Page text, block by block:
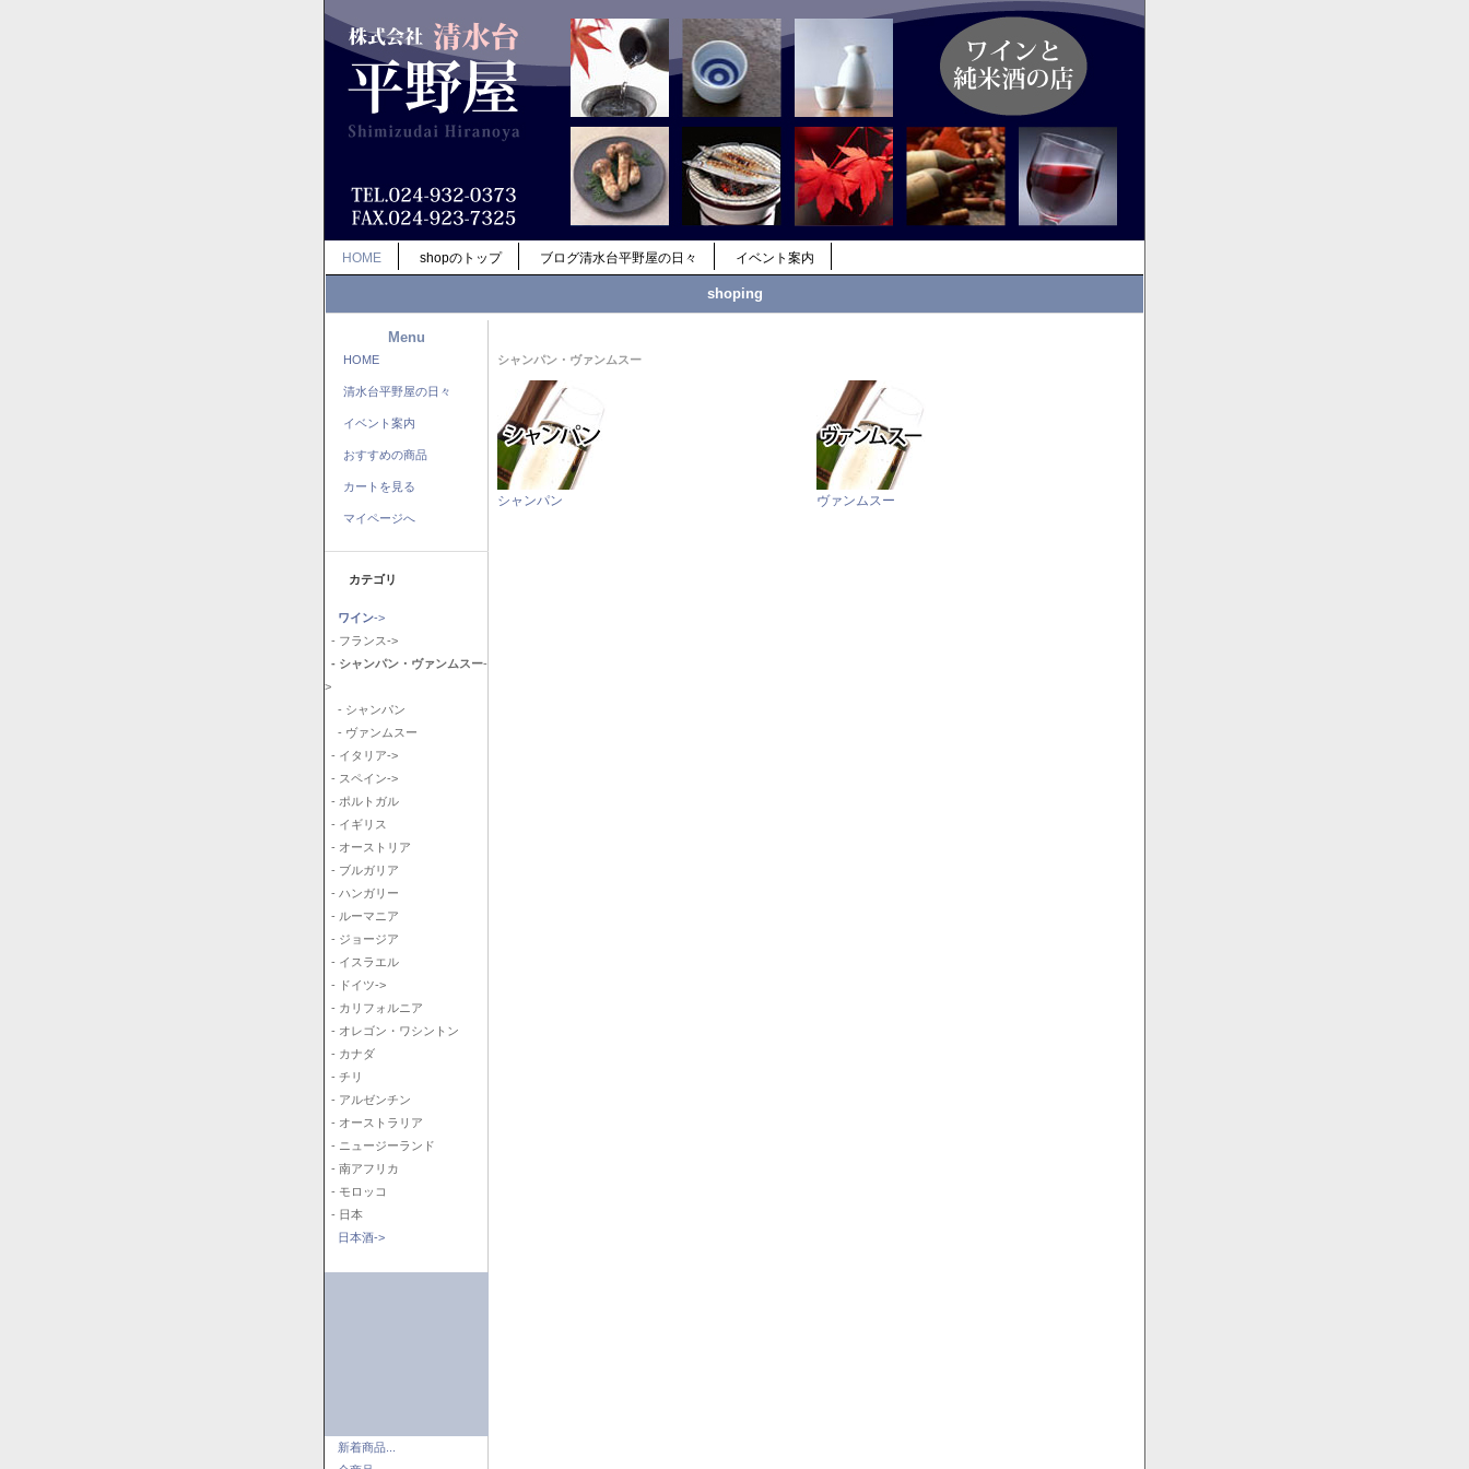
HOME shopのトップ ブログ清水台平野屋の日々 イベント案内
shoping
Menu
HOME
清水台平野屋の日々
イベント案内
おすすめの商品
カートを見る
マイページへ
カテゴリ
ワイン->
- フランス->
- シャンパン・ヴァンムスー-
>
- シャンパン
- ヴァンムスー
- イタリア->
- スペイン->
- ポルトガル
- イギリス
- オーストリア
- ブルガリア
- ハンガリー
- ルーマニア
- ジョージア
- イスラエル
- ドイツ->
- カリフォルニア
- オレゴン・ワシントン
- カナダ
- チリ
- アルゼンチン
- オーストラリア
- ニュージーランド
- 南アフリカ
- モロッコ
- 日本
日本酒->
新着商品...
シャンパン・ヴァンムスー
シャンパン ヴァンムスー